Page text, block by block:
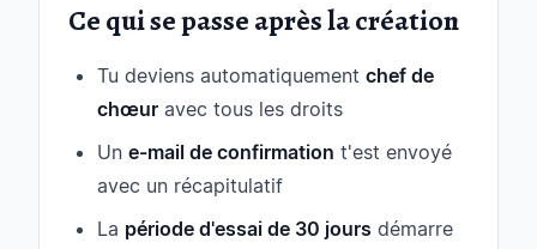
Ce qui se passe après la création
Tu deviens automatiquement chef de
chœur avec tous les droits
Un e-mail de confirmation t'est envoyé
avec un récapitulatif
La période d'essai de 30 jours démarre